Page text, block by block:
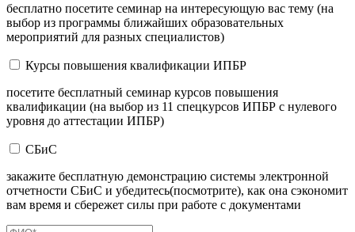
бесплатно посетите семинар на интересующую вас тему (на
выбор из программы ближайших образовательных
мероприятий для разных специалистов)
Курсы повышения квалификации ИПБР
посетите бесплатный семинар курсов повышения
квалификации (на выбор из 11 спецкурсов ИПБР с нулевого
уровня до аттестации ИПБР)
СБиС
закажите бесплатную демонстрацию системы электронной
отчетности СБиС и убедитесь(посмотрите), как она сэкономит
вам время и сбережет силы при работе с документами